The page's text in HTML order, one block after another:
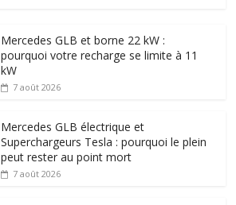
Mercedes GLB et borne 22 kW :
pourquoi votre recharge se limite à 11
kW
7 août 2026
Mercedes GLB électrique et
Superchargeurs Tesla : pourquoi le plein
peut rester au point mort
7 août 2026